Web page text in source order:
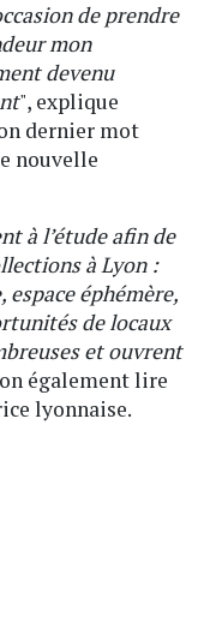
de prendre
mon
devenu
", explique
dernier mot
nouvelle
à l’étude afin de
à Lyon :
éphémère,
de locaux
et ouvrent
également lire
lyonnaise.